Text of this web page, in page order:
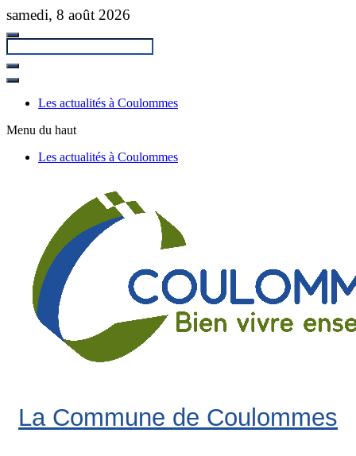
Passer
contenu
principal
samedi, 8 août 2026
Fermer
rechercheLes actualités à Coulommes
Menu du haut
Les actualités à Coulommes
La Commune de Coulommes